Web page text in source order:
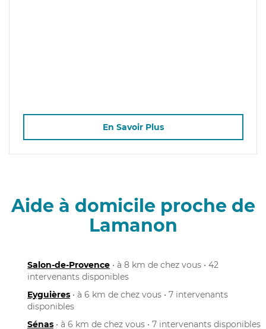
En Savoir Plus
Aide à domicile proche de
Lamanon
Salon-de-Provence • à 8 km de chez vous • 42
intervenants disponibles
Eyguières • à 6 km de chez vous • 7 intervenants
disponibles
Sénas • à 6 km de chez vous • 7 intervenants disponibles